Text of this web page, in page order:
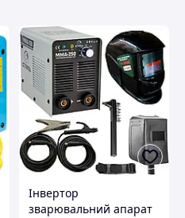
Інвертор
зварювальний апарат